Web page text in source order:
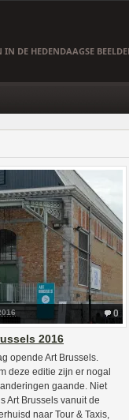
DE HEDENDAAGSE
0
2016
opende Art Brussels.
deze editie zijn er nogal
gaande. Niet
Art Brussels vanuit de
naar Tour & Taxis,